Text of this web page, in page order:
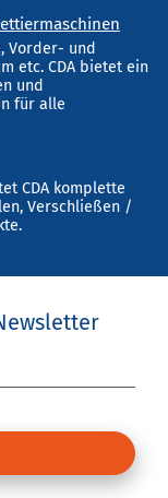
Vorder- und
etc. CDA bietet ein
und
für alle
CDA komplette
Verschließen /